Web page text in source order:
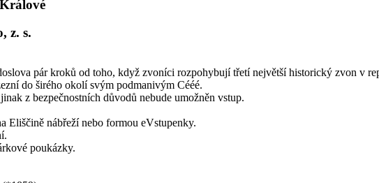
z. s.
pár kroků od toho, když zvoníci rozpohybují třetí největší historický zvon v
do širého okolí svým podmanivým Cééé.
z bezpečnostních důvodů nebude umožněn vstup.
Eliščině nábřeží nebo formou eVstupenky.
poukázky.